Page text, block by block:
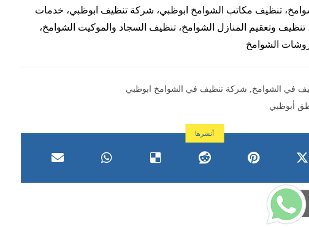
تنظيف مكاتب الشوامخ ابوظبي، شركة تنظيف ابوظبي، خدمات
وتعقيم المنازل الشوامخ، تنظيف السجاد والموكيت الشوامخ،
الشوامخ
في الشوامخ
شركة تنظيف في الشوامخ ابوظبي
أبوظبي